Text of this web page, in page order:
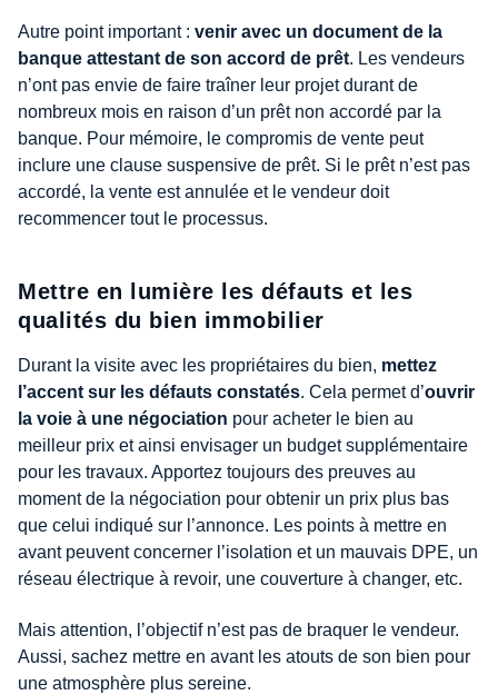
Autre point important : venir avec un document de la
banque attestant de son accord de prêt. Les vendeurs
n’ont pas envie de faire traîner leur projet durant de
nombreux mois en raison d’un prêt non accordé par la
banque. Pour mémoire, le compromis de vente peut
inclure une clause suspensive de prêt. Si le prêt n’est pas
accordé, la vente est annulée et le vendeur doit
recommencer tout le processus.
Mettre en lumière les défauts et les
qualités du bien immobilier
Durant la visite avec les propriétaires du bien, mettez
l’accent sur les défauts constatés. Cela permet d’ouvrir
la voie à une négociation pour acheter le bien au
meilleur prix et ainsi envisager un budget supplémentaire
pour les travaux. Apportez toujours des preuves au
moment de la négociation pour obtenir un prix plus bas
que celui indiqué sur l’annonce. Les points à mettre en
avant peuvent concerner l’isolation et un mauvais DPE, un
réseau électrique à revoir, une couverture à changer, etc.
Mais attention, l’objectif n’est pas de braquer le vendeur.
Aussi, sachez mettre en avant les atouts de son bien pour
une atmosphère plus sereine.